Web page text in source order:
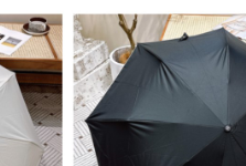
ランド
ー
VUITTON
FACE
𝗚𝗢𝗢𝗦𝗘
切れ ぼうし
ネクタイ
ハンカチ
スマホケース
サングラス・アイウェ
ア
アクセサリー
マフラー/スカーフ
傘
バッグチャーム
バッグストラップ
カード（コイン）ケー
ス
キーケース
時計
ヘアアクセサリー
寝具
ブランケット
カーペット
クッション
ッション
小物入れ収
バスタオル
QRコード